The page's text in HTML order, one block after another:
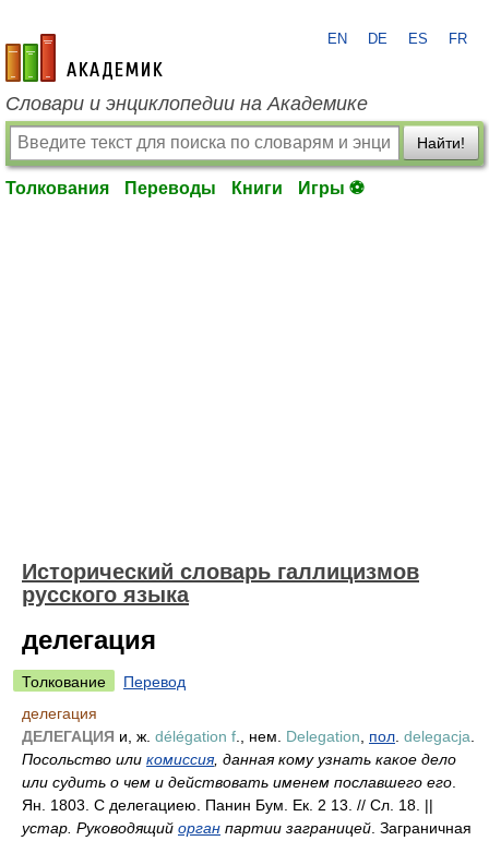
academic.ru
EN DE ES FR
Словари и энциклопедии на Академике
Найти!
Толкования Переводы Книги Игры ⚽
Исторический словарь галлицизмов
русского языка
делегация
Толкование
Перевод
делегация
ДЕЛЕГАЦИЯ и, ж. délégation f ., нем. Delegation пол delegacja
Посольство или комиссия, данная кому узнать какое дело
или судить о чем и действовать именем пославшего его
Ян. 1803. С делегациею. Панин Бум. Ек. 2 13. // Сл. 18. ||
устар. Руководящий орган партии заграницей . Заграничная